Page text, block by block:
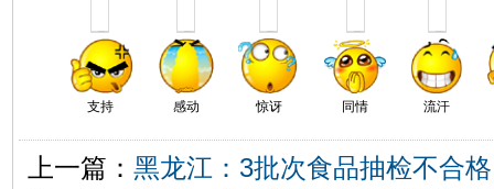
支持 感动 惊讶 同情 流汗
上一篇： 黑龙江：3批次食品抽检不合格